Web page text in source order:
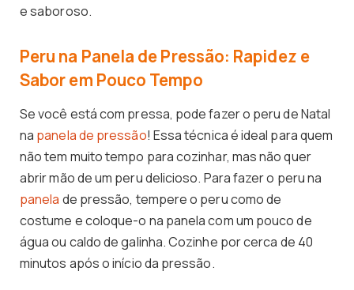
e saboroso.
Peru na Panela de Pressão: Rapidez e
Sabor em Pouco Tempo
Se você está com pressa, pode fazer o peru de Natal
na panela de pressão! Essa técnica é ideal para quem
não tem muito tempo para cozinhar, mas não quer
abrir mão de um peru delicioso. Para fazer o peru na
panela de pressão, tempere o peru como de
costume e coloque-o na panela com um pouco de
água ou caldo de galinha. Cozinhe por cerca de 40
minutos após o início da pressão.